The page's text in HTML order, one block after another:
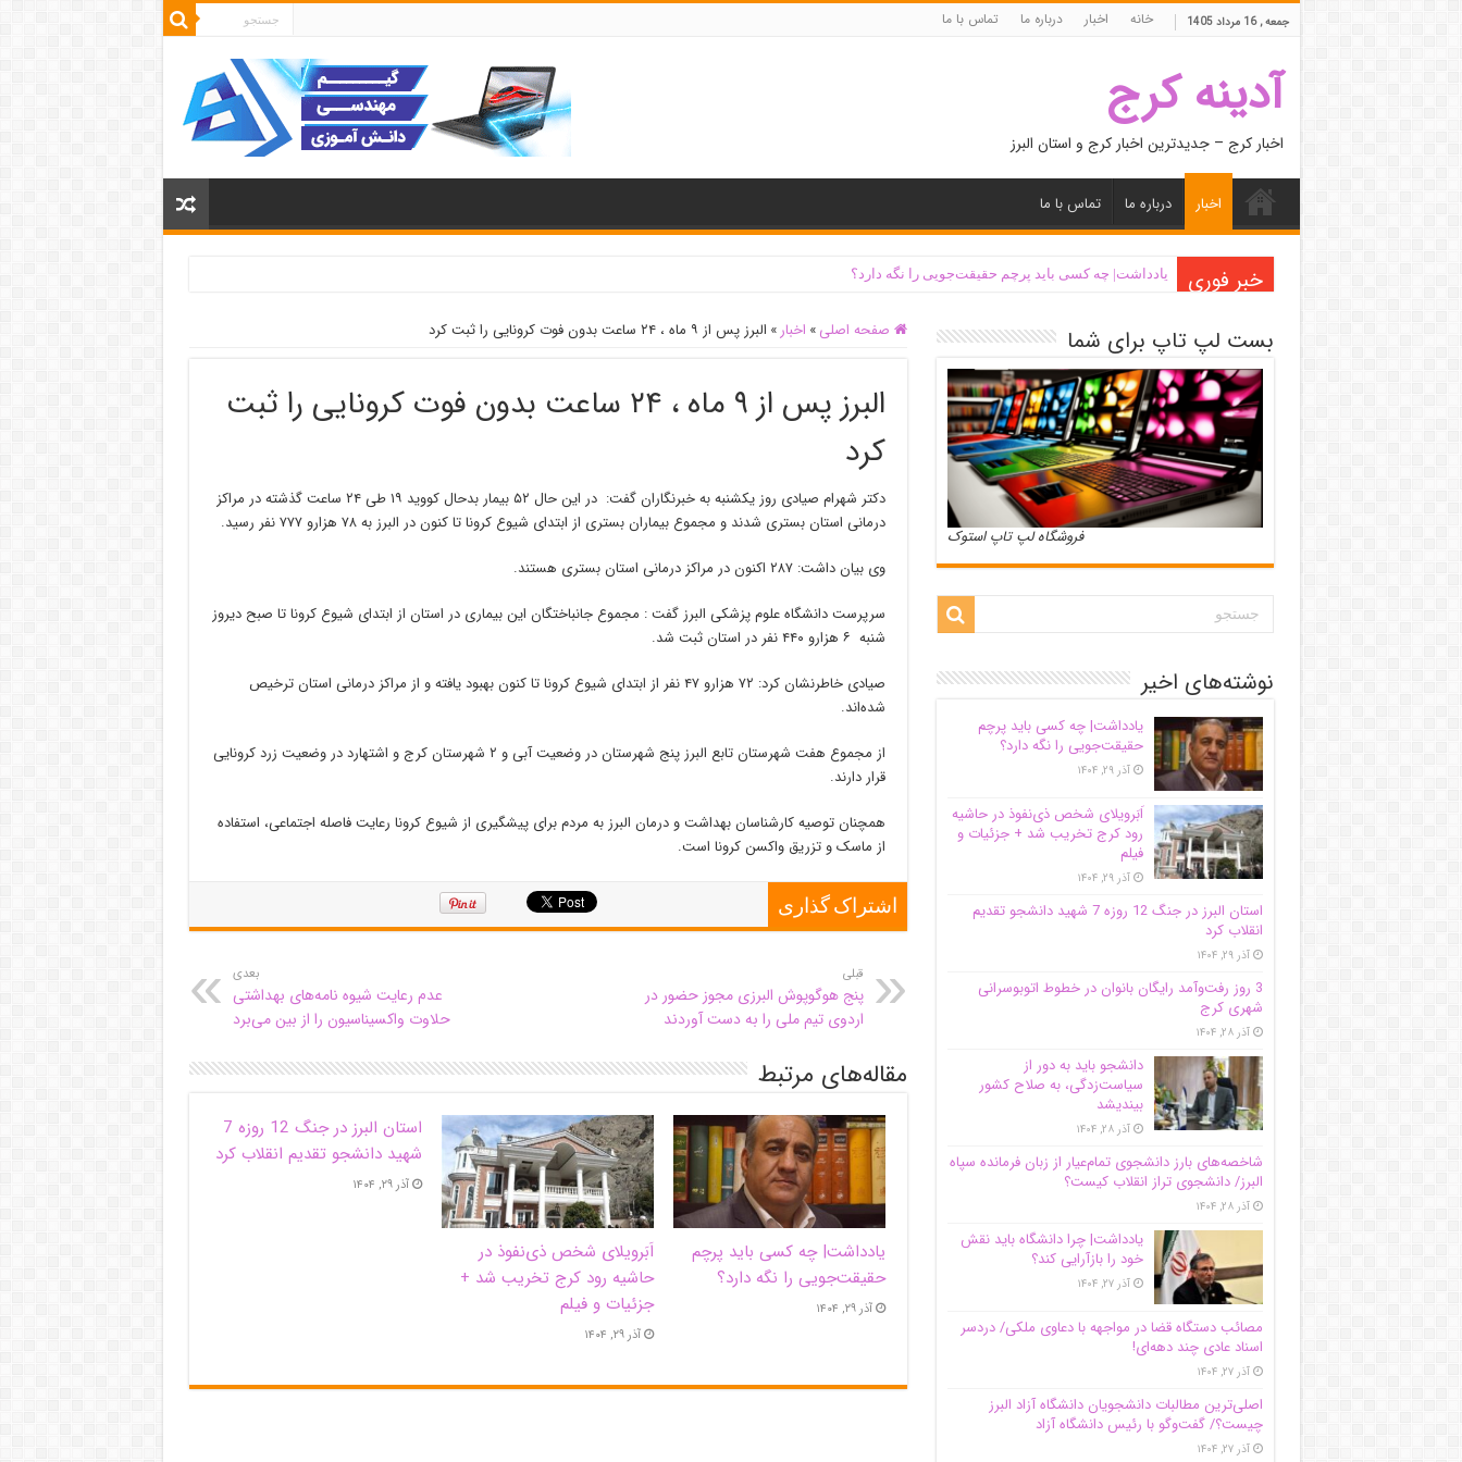
جمعه , 16 مرداد 1405 خانه اخبار درباره ما تماس با ما
آدینه کرج
اخبار کرج – جدیدترین اخبار کرج و استان البرز
اخبار درباره ما تماس با ما
خبر فوری یادداشت| ‌چه کسی باید پرچم حقیقت‌جویی را نگه دارد؟
صفحه اصلی » اخبار » البرز پس از ۹ ماه ، ۲۴ ساعت بدون فوت کرونایی را ثبت کرد
البرز پس از ۹ ماه ، ۲۴ ساعت بدون فوت کرونایی را ثبت
کرد
دکتر شهرام صیادی روز یکشنبه به خبرنگاران گفت: در این حال ۵۲ بیمار بدحال کووید ۱۹ طی ۲۴ ساعت گذشته در مراکز
درمانی استان بستری شدند و مجموع بیماران بستری از ابتدای شیوع کرونا تا کنون در البرز به ۷۸ هزارو ۷۷۷ نفر رسید.
وی بیان داشت: ۲۸۷ اکنون در مراکز درمانی استان بستری هستند.
سرپرست دانشگاه علوم پزشکی البرز گفت : مجموع جانباختگان این بیماری در استان از ابتدای شیوع کرونا تا صبح دیروز
شنبه ۶ هزارو ۴۴۰ نفر در استان ثبت شد.
صیادی خاطرنشان کرد: ۷۲ هزارو ۴۷ نفر از ابتدای شیوع کرونا تا کنون بهبود یافته و از مراکز درمانی استان ترخیص
شده‌اند.
از مجموع هفت شهرستان تابع البرز پنج شهرستان در وضعیت آبی و ۲ شهرستان کرج و اشتهارد در وضعیت زرد کرونایی
قرار دارند.
همچنان توصیه کارشناسان بهداشت و درمان البرز به مردم برای پیشگیری از شیوع کرونا رعایت فاصله اجتماعی، استفاده
از ماسک و تزریق واکسن کرونا است.
اشتراک گذاری
قبلی
پنج هوگوپوش البرزی مجوز حضور در
اردوی تیم ملی را به دست آوردند
بعدی
عدم رعایت شیوه نامه‌های بهداشتی
حلاوت واکسیناسیون را از بین می‌برد
مقاله‌های مرتبط
یادداشت| ‌چه کسی باید پرچم
حقیقت‌جویی را نگه دارد؟
آذر ۲۹, ۱۴۰۴
اَبَر‌ویلای شخص ذی‌نفوذ در
حاشیه‌ رود کرج تخریب شد +
جزئیات و فیلم
آذر ۲۹, ۱۴۰۴
استان البرز در جنگ 12 روزه 7
شهید دانشجو تقدیم انقلاب کرد
آذر ۲۹, ۱۴۰۴
بست لپ تاپ برای شما
فروشگاه لپ تاپ استوک
نوشته‌های اخیر
یادداشت| ‌چه کسی باید پرچم
حقیقت‌جویی را نگه دارد؟
آذر ۲۹, ۱۴۰۴
اَبَر‌ویلای شخص ذی‌نفوذ در حاشیه‌
رود کرج تخریب شد + جزئیات و
فیلم
آذر ۲۹, ۱۴۰۴
استان البرز در جنگ 12 روزه 7 شهید دانشجو تقدیم
انقلاب کرد
آذر ۲۹, ۱۴۰۴
3 روز رفت‌وآمد رایگان بانوان در خطوط اتوبوسرانی
شهری کرج
آذر ۲۸, ۱۴۰۴
دانشجو باید به دور از
سیاست‌زدگی، به صلاح کشور
بیندیشد
آذر ۲۸, ۱۴۰۴
شاخصه‌های بارز دانشجوی تمام‌عیار از زبان فرمانده سپاه
البرز/ دانشجوی تراز انقلاب کیست؟
آذر ۲۸, ۱۴۰۴
یادداشت| چرا دانشگاه باید نقش
خود را بازآرایی کند؟
آذر ۲۷, ۱۴۰۴
مصائب دستگاه قضا در مواجهه با دعاوی ملکی/ دردسر
اسناد عادی چند‌ دهه‌ای!
آذر ۲۷, ۱۴۰۴
اصلی‌ترین مطالبات دانشجویان دانشگاه آزاد البرز
چیست؟/ گفت‌وگو با رئیس دانشگاه آز‌اد
آذر ۲۷, ۱۴۰۴